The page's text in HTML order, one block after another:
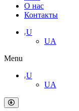
О нас
Контакты
ᵣU
UA
Menu
ᵣU
UA